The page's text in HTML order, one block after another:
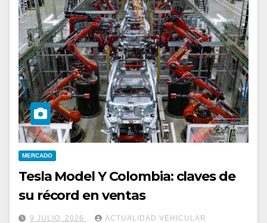
MERCADO
Tesla Model Y Colombia: claves de
su récord en ventas
9 JULIO, 2026 ACTUALIDAD VEHICULAR